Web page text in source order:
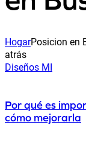
HogarPosicion en
atrás
Diseños MI
Por qué es
cómo mejorarla